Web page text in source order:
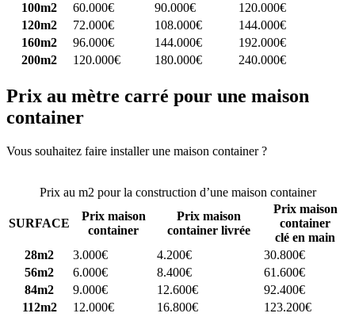
100m2
60.000€ 90.000€
120.000€
120m2
72.000€ 108.000€
144.000€
160m2
96.000€ 144.000€
192.000€
200m2
120.000€ 180.000€ 240.000€
Prix au mètre carré pour une maison
container
Vous souhaitez faire installer une maison container ?
Prix au m2 pour la construction d’une maison container
SURFACE
Prix maison
container
Prix maison
container livrée
Prix maison
container
clé en main
28m2
3.000€ 4.200€
30.800€
56m2
6.000€ 8.400€
61.600€
84m2
9.000€ 12.600€
92.400€
112m2
12.000€ 16.800€
123.200€